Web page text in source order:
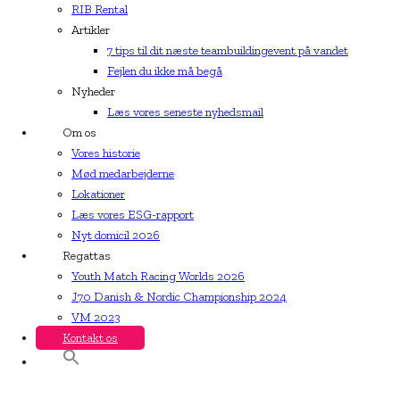
RIB Rental
Artikler
7 tips til dit næste teambuildingevent på vandet
Fejlen du ikke må begå
Nyheder
Læs vores seneste nyhedsmail
Om os
Vores historie
Mød medarbejderne
Lokationer
Læs vores ESG-rapport
Nyt domicil 2026
Regattas
Youth Match Racing Worlds 2026
J70 Danish & Nordic Championship 2024
VM 2023
Kontakt os